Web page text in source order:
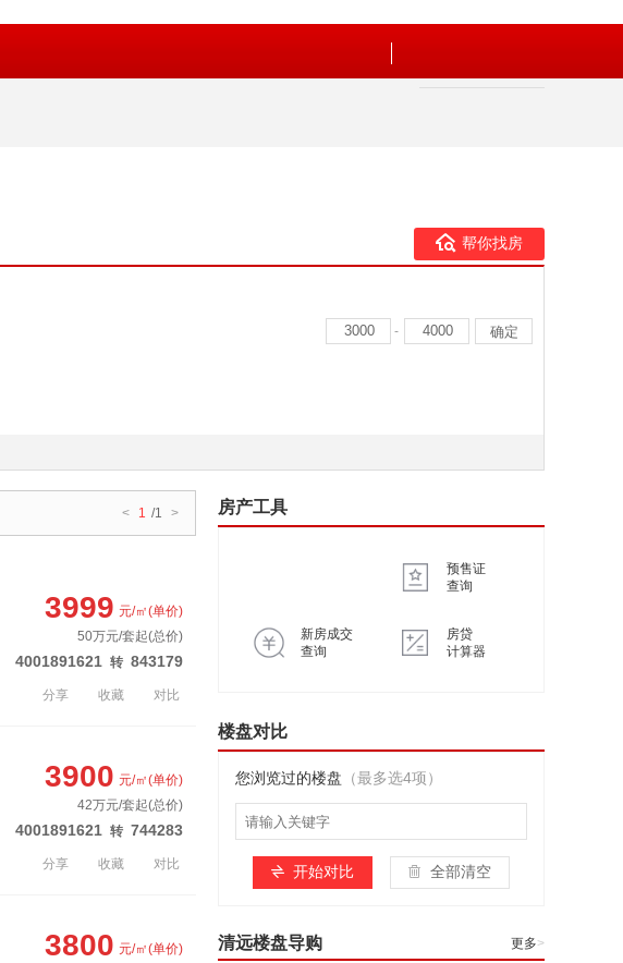
帮你找房
-
< 1 /1 >
4001891621 转 843179
3999 元/㎡(单价)
50万元/套起(总价)
分享 收藏 对比
4001891621 转 744283
3900 元/㎡(单价)
42万元/套起(总价)
分享 收藏 对比
3800 元/㎡(单价)
房产工具
预售证
查询
新房成交
查询
房贷
计算器
楼盘对比
您浏览过的楼盘 （最多选4项）
开始对比 全部清空
清远楼盘导购 更多>